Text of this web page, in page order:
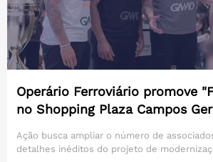
Operário Ferroviário promove
no Shopping Plaza Campos
Ação busca ampliar o número de
detalhes inéditos do projeto de